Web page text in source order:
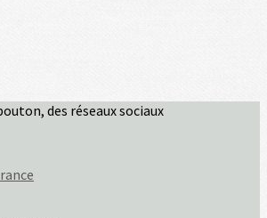
des réseaux sociaux